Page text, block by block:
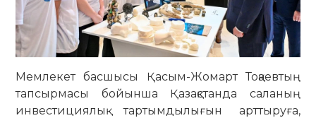
Мемлекет басшысы Қасым-Жомарт Тоқаевтың
тапсырмасы бойынша Қазақстанда саланың
инвестициялық тартымдылығын арттыруға,